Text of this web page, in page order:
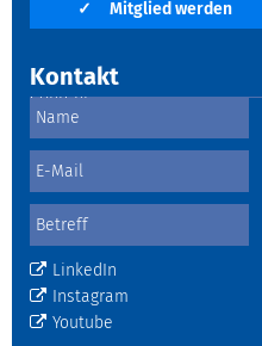
✓ Mitglied werden
Kontakt
LinkedIn
Instagram
Youtube